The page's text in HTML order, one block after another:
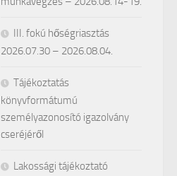
III. fokú hőségriasztás
2026.07.30 – 2026.08.04.
Tájékoztatás
könyvformátumú
személyazonosító igazolvány
cseréjéről
Lakossági tájékoztató